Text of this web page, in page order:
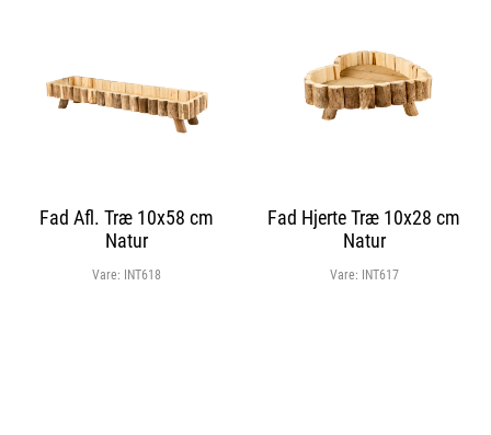
Fad Afl. Træ 10x58 cm
Natur
Vare: INT618
Fad Hjerte Træ 10x28 cm
Natur
Vare: INT617